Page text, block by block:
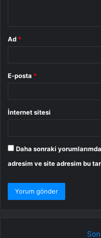
Ad *
E-posta *
İnternet sitesi
Daha sonraki
adresim ve site adresim bu